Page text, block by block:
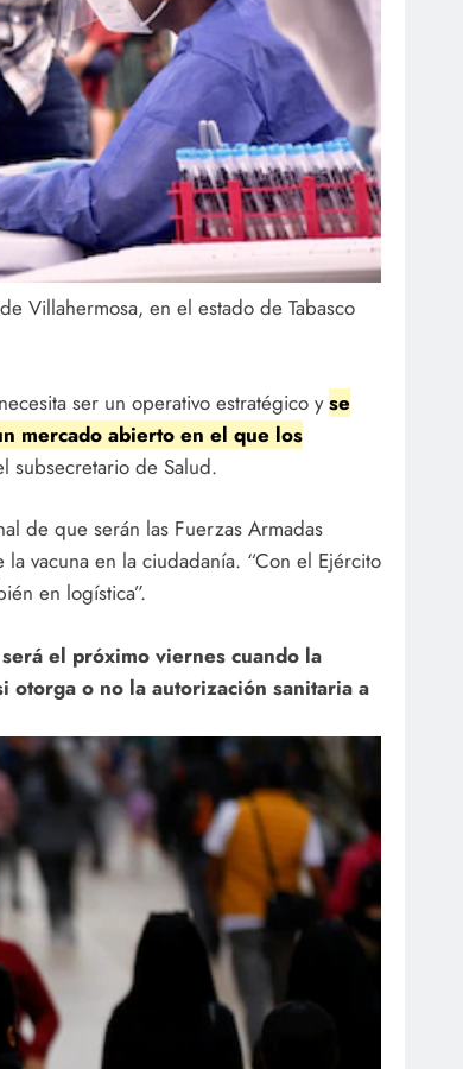
Villahermosa, en el estado de Tabasco
ser un operativo estratégico yse
mercado abierto en el que los
subsecretario de Salud.
de que serán las Fuerzas Armadas
vacuna en la ciudadanía. “Con el Ejército
en logística”.
el próximo viernes cuando la
otorga o no la autorización sanitaria a